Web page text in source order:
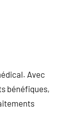
Avec
bénéfiques,